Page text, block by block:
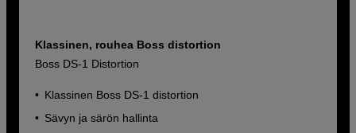
Klassinen, rouhea Boss distortion
Boss DS-1 Distortion
Klassinen Boss DS-1 distortion
Sävyn ja särön hallinta